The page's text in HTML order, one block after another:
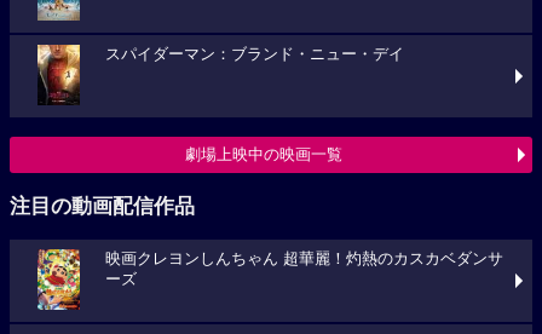
スパイダーマン：ブランド・ニュー・デイ
劇場上映中の映画一覧
注目の動画配信作品
映画クレヨンしんちゃん 超華麗！灼熱のカスカベダンサ
ーズ